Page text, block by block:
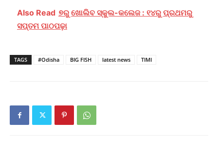
Also Read ୭ରୁ ଖୋଲିବ ସ୍କୁଲ-କଲେଜ : ୧୪ରୁ ପ୍ରଥମରୁ
ସପ୍ତମ ପାଠପଢ଼ା
TAGS #Odisha BIG FISH latest news TIMI